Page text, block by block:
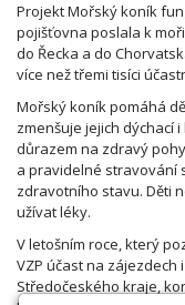
Projekt Mořský koník
pojišťovna poslala k
do Řecka a do
více než třemi tisíci
Mořský koník pomáhá
zmenšuje jejich dýchací
důrazem na zdravý
a pravidelné stravování
zdravotního stavu. Děti
užívat léky.
V letošním roce, který
VZP účast na
Středočeského kraje,